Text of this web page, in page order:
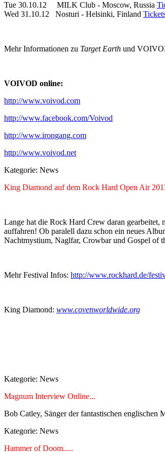
Tue 30.10.12 MILK Club - Moscow, Russia
Wed 31.10.12 Nosturi - Helsinki, Finland
Mehr Informationen zu Target Earth und
VOIVOD online:
http://www.voivod.com
http://www.facebook.com/Voivod
http://www.irongang.com
http://www.voivod.net
Kategorie: News
King Diamond auf dem Rock Hard Open Air
Lange hat die Rock Hard Crew daran
auffahren! Ob paralell dazu schon ein neues
Nachtmystium, Naglfar, Crowbar und Gospel of
Mehr Festival Infos: http://www.rockhard.de/
King Diamond: www.covenworldwide.org
Kategorie: News
Magnum Interview Online...
Bob Catley, Sänger der fantastischen
Kategorie: News
Hammer of Doom.....